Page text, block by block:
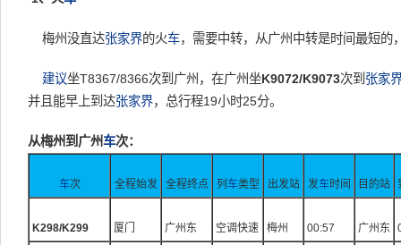
梅州没直达张家界的火车，需要中转，从广州中转是时间最短的
建议坐T8367/8366次到广州，在广州坐K9072/K9073次到 张家
并且能早上到达张家界，总行程19小时25分。
从梅州到广州车次：
车次 全程始发 全程终点 列 车类型 出发站 发车时间 目的站
K298/K299 厦门 广州东 空调快速 梅州 00:57 广州东